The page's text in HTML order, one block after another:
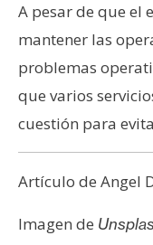
A pesar de que el
mantener las
problemas
que varios
cuestión para
Artículo de Angel
Imagen de